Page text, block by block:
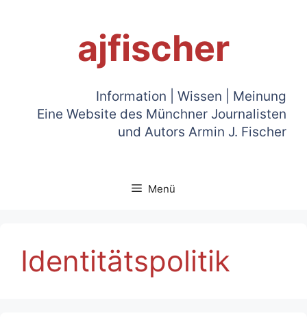
ajfischer
Information | Wissen | Meinung
Eine Website des Münchner Journalisten
und Autors Armin J. Fischer
Menü
Identitätspolitik